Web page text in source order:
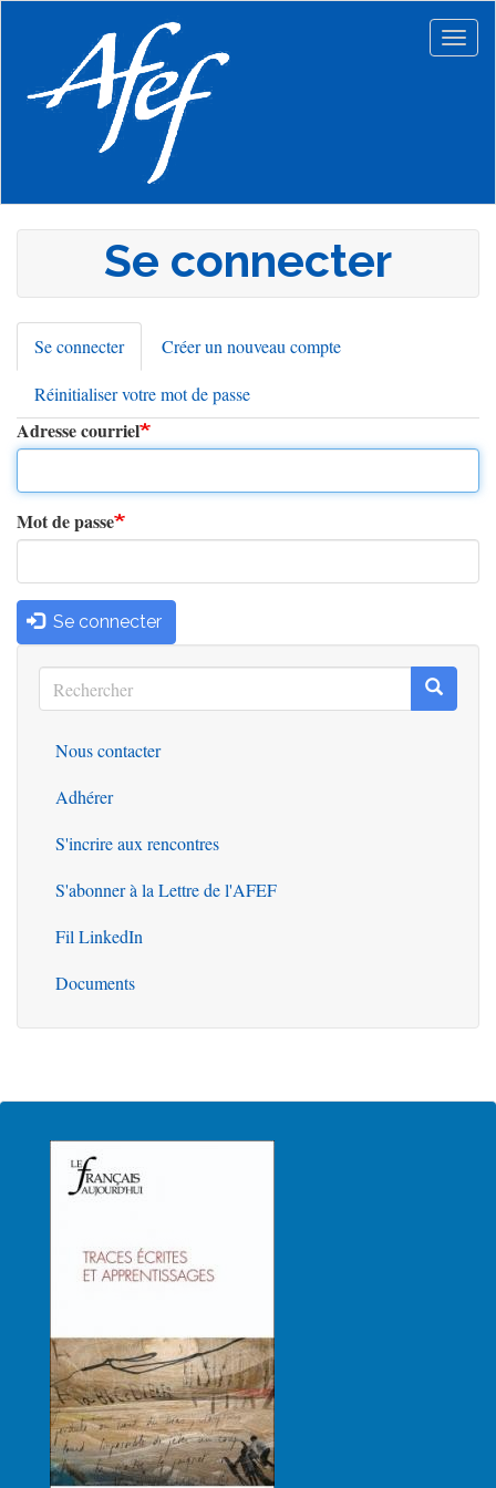
principal
Se connecter
Onglets
principaux
Se connecter(onglet
actif)
Créer un nouveau compte
Réinitialiser votre mot de passe
Adresse courriel
Mot de passe
Se connecter
Rechercher
Rechercher
Outils
Nous contacter
Adhérer
S'incrire aux rencontres
S'abonner à la Lettre de l'AFEF
Fil LinkedIn
Documents